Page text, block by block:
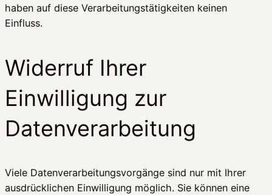
haben auf diese Verarbeitungstätigkeiten keinen
Einfluss.
Widerruf Ihrer
Einwilligung zur
Datenverarbeitung
Viele Datenverarbeitungsvorgänge sind nur mit Ihrer
ausdrücklichen Einwilligung möglich. Sie können eine